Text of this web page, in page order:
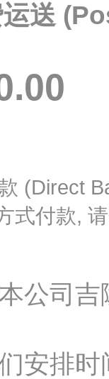
送
(Direct
式付款,
公司
安排